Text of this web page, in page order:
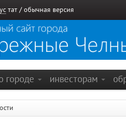
тат / обычная версия
городе инвесторам